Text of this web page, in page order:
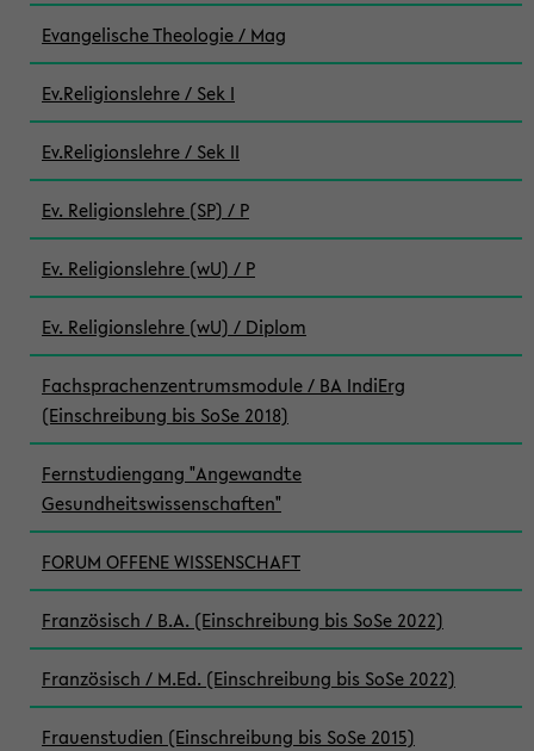
Evangelische Theologie / Mag
Ev.Religionslehre / Sek I
Ev.Religionslehre / Sek II
Ev. Religionslehre (SP) / P
Ev. Religionslehre (wU) / P
Ev. Religionslehre (wU) / Diplom
Fachsprachenzentrumsmodule / BA IndiErg
(Einschreibung bis SoSe 2018)
Fernstudiengang "Angewandte
Gesundheitswissenschaften"
FORUM OFFENE WISSENSCHAFT
Französisch / B.A. (Einschreibung bis SoSe 2022)
Französisch / M.Ed. (Einschreibung bis SoSe 2022)
Frauenstudien (Einschreibung bis SoSe 2015)